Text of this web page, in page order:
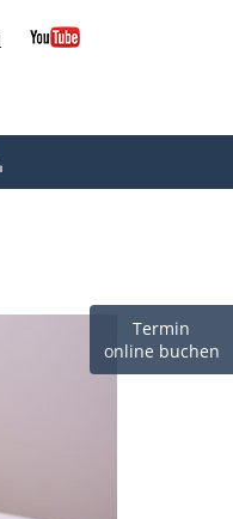
Termin
online buchen